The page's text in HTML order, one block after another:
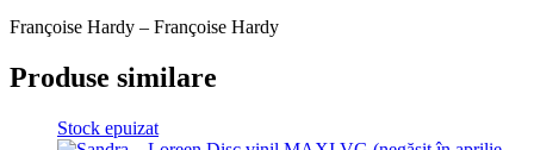
Françoise Hardy – Françoise Hardy
Produse similare
Stock epuizat